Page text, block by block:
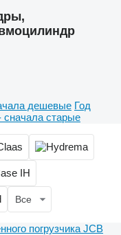
дешевые Год
сначала старые
Все